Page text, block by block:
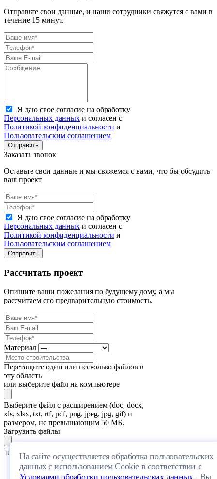
Отправьте свои данные, и наши сотрудники свяжутся с вами в
течение 15 минут.
Я даю свое согласие на обработку
Персональных данных и согласен с
Политикой конфиденциальности и
Пользовательским соглашением
Отправить
Заказать звонок
Оставьте свои данные и мы свяжемся с вами, что бы обсудить
ваш проект
Я даю свое согласие на обработку
Персональных данных и согласен с
Политикой конфиденциальности и
Пользовательским соглашением
Отправить
Рассчитать проект
Опишите ваши пожелания по будущему дому, а мы
рассчитаем его предварительную стоимость.
Материал
Перетащите один или несколько файлов в
эту область
или выберите файл на компьютере
Выберите файл с расширением (doc, docx,
xls, xlsx, txt, rtf, pdf, png, jpeg, jpg, gif) и
размером, не превышающим 50 МБ.
Загрузить файлы
На сайте осуществляется обработка пользовательских
данных с использованием Cookie в соответствии с
Условиями обработки пользовательских данных. Вы